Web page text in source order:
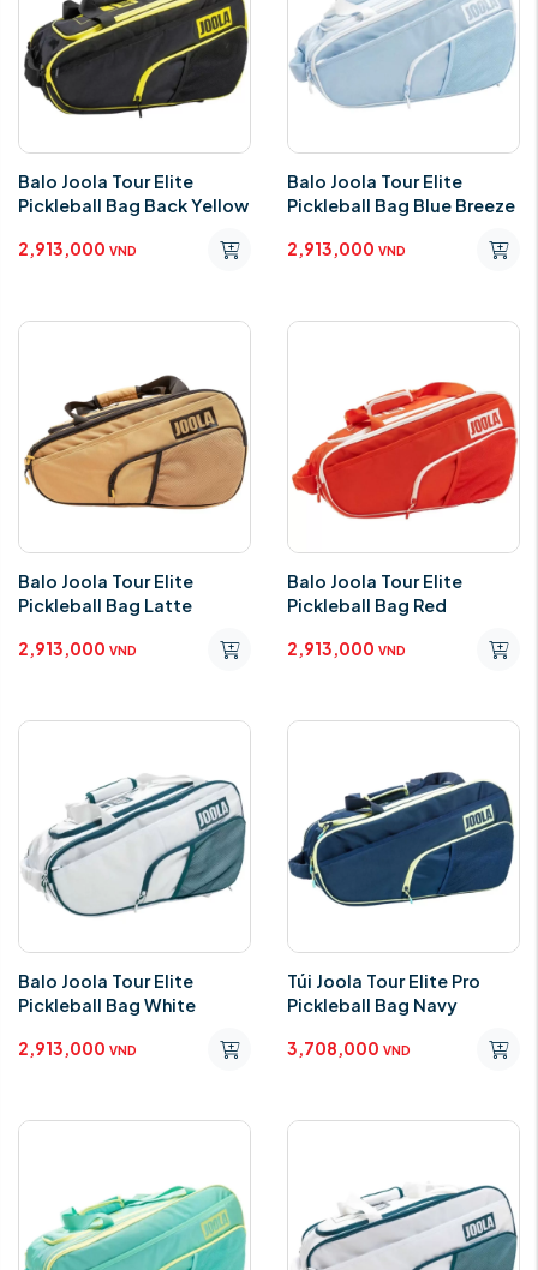
Balo Joola Tour Elite
Pickleball Bag Back Yellow
2,913,000 VND
Balo Joola Tour Elite
Pickleball Bag Blue Breeze
2,913,000 VND
Balo Joola Tour Elite
Pickleball Bag Latte
2,913,000 VND
Balo Joola Tour Elite
Pickleball Bag Red
2,913,000 VND
Balo Joola Tour Elite
Pickleball Bag White
2,913,000 VND
Túi Joola Tour Elite Pro
Pickleball Bag Navy
3,708,000 VND